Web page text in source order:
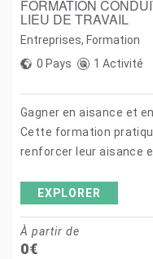
FORMATION
LIEU DE TRAVAIL
Entreprises, Formation
0 Pays
1 Activité
Gagner en aisance et
Cette formation
renforcer leur aisance et
EXPLORER
À partir de
0€